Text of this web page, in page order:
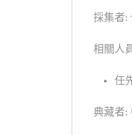
採集者:
相關人
任
典藏者: